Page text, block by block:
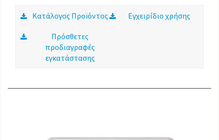
Κατάλογος Προϊόντος Εγχειρίδιο χρήσης
Πρόσθετες
προδιαγραφές
εγκατάστασης